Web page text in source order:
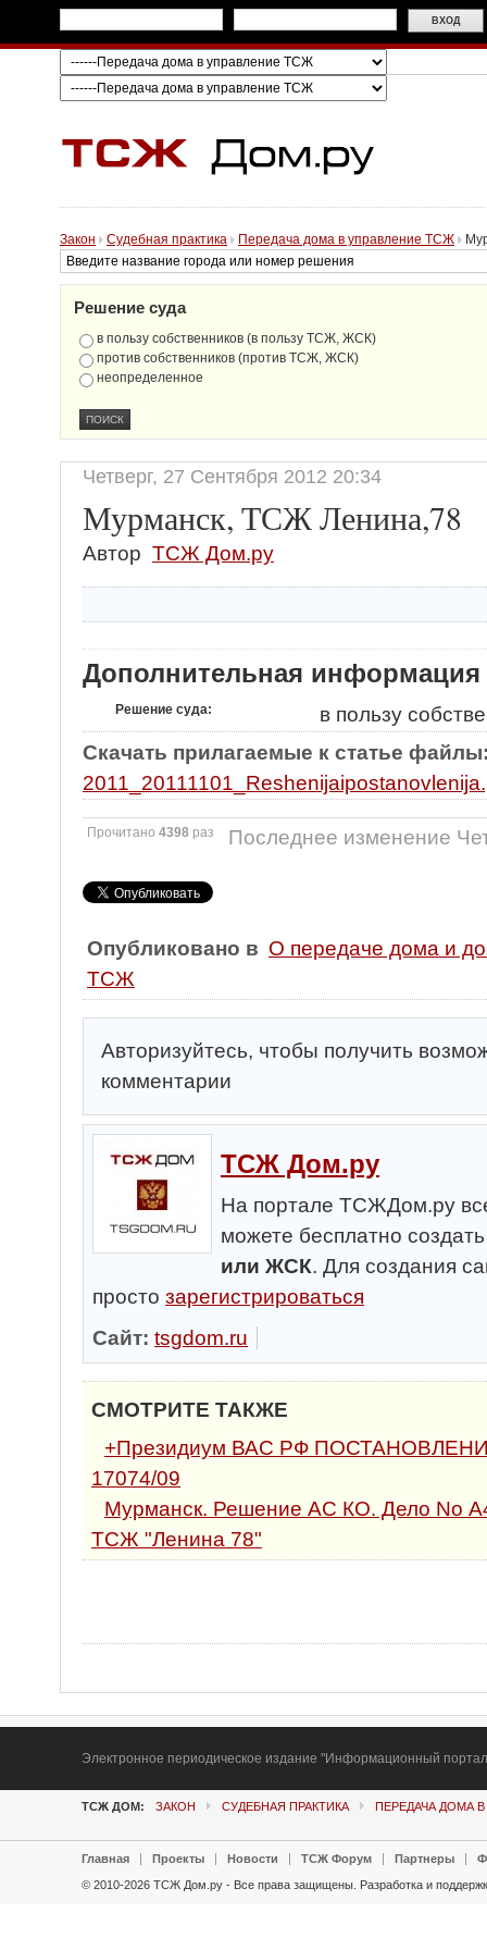
Закон Судебная практика Передача дома в управление ТСЖ
Решение суда
в пользу собственников (в пользу ТСЖ, ЖСК)
против собственников (против ТСЖ, ЖСК)
неопределенное
Четверг, 27 Сентября 2012 20:34
Мурманск, ТСЖ Ленина,78
Автор ТСЖ Дом.ру
Дополнительная информация
Решение суда:
в пользу
Скачать прилагаемые к статье
Прочитано 4398 раз Последнее изменение
Опубликовано в О передаче дома и
ТСЖ
Авторизуйтесь, чтобы получить
комментарии
ТСЖ Дом.ру
На портале ТСЖДом.ру
можете бесплатно
или ЖСК. Для создания
просто зарегистрироваться
Сайт: tsgdom.ru
СМОТРИТЕ ТАКЖЕ
+Президиум ВАС РФ
17074/09
Мурманск. Решение АС КО. Дело No
ТСЖ "Ленина 78"
Электронное периодическое издание "Информационный
ТСЖ ДОМ: ЗАКОН СУДЕБНАЯ ПРАКТИКА ПЕРЕДАЧА ДОМА
Главная Проекты Новости ТСЖ Форум Партнеры
© 2010-2026 ТСЖ Дом.ру - Все права защищены. Разработка и